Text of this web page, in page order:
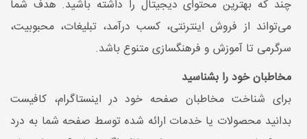
چند که بهترین محتوای دیجیتال را داشته باشید. هدف شما
می‌تواند از فروش اینترنتی، کسب درآمد، تبلیغات، محبوبیت،
سرگرمی تا آموزش و فرهنگسازی متنوع باشد.
مخاطبان خود را بشناسید
برای شناخت مخاطبان صفحه خود در اینستاگرام، کافیست
بدانید محصولات یا خدمات ارائه شده توسط صفحه شما به درد